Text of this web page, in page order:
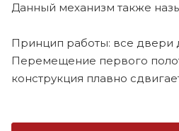
Данный механизм также
Принцип работы: все
Перемещение первого
конструкция плавно